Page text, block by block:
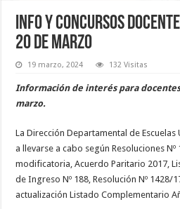
Info y concursos
20 de marzo
19 marzo, 2024 132 Visitas
Información de interés para
marzo.
La Dirección Departamental de
a llevarse a cabo según Resoluciones Nº
modificatoria, Acuerdo Paritario 2017,
de Ingreso Nº 188, Resolución Nº 1428/
actualización Listado Complementario